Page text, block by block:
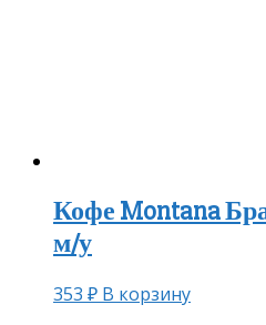
Кофе Montana
м/у
353 ₽ В корзину